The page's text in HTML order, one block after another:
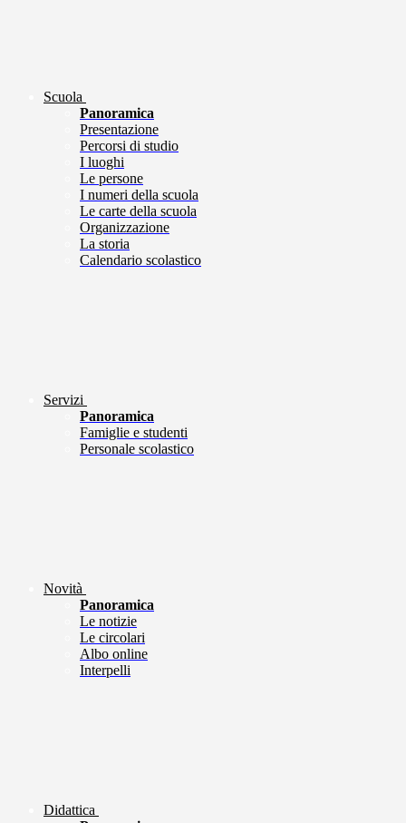
Scuola
Panoramica
Presentazione
Percorsi di studio
I luoghi
Le persone
I numeri della scuola
Le carte della scuola
Organizzazione
La storia
Calendario scolastico
Servizi
Panoramica
Famiglie e studenti
Personale scolastico
Novità
Panoramica
Le notizie
Le circolari
Albo online
Interpelli
Didattica